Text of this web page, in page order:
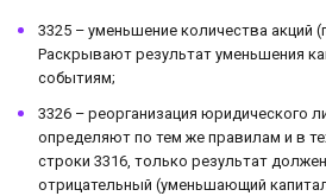
3325 – уменьшение количества акций
Раскрывают результат уменьшения
событиям;
3326 – реорганизация юридического
определяют по тем же правилам и в
строки 3316, только результат
отрицательный (уменьшающий